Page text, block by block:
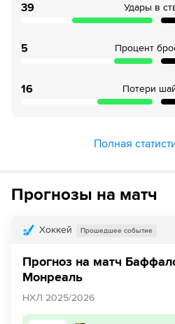
39 Удары в
5 Процент
16 Потери
Полная
Прогнозы на матч
Хоккей Прошедшее событие
Прогноз на матч
Монреаль
НХЛ 2025/2026